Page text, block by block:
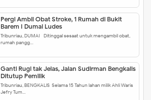
Pergi Ambil Obat Stroke, 1 Rumah di Bukit
Barem I Dumai Ludes
Tribunriau, DUMAI - Ditinggal sesaat untuk mengambil obat,
rumah pangg…
Ganti Rugi tak Jelas, Jalan Sudirman Bengkalis
Ditutup Pemilik
Tribunriau, BENGKALIS-Selama 15 Tahun lahan milik Ahli Waris
Jefry Tum…